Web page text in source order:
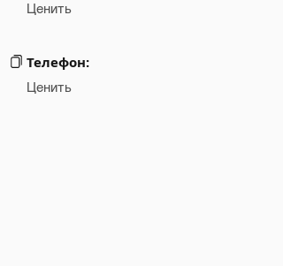
Ценить
Телефон:
Ценить